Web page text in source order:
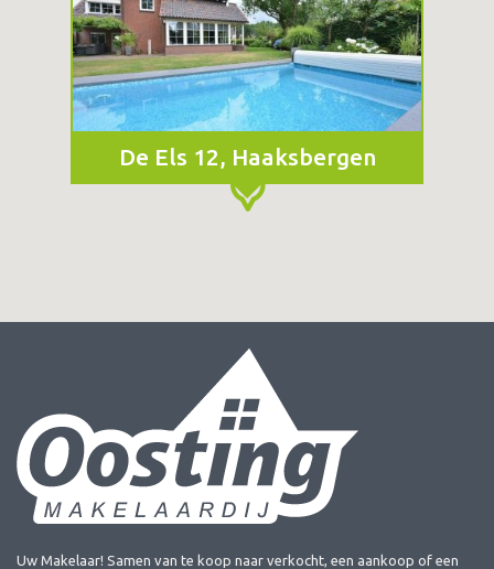
De Els 12, Haaksbergen
Uw Makelaar! Samen van te koop naar verkocht, een aankoop of een